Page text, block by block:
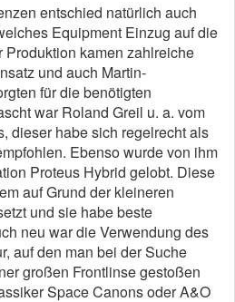
entschied natürlich auch
Equipment Einzug auf die
kamen zahlreiche
und auch Martin-
für die benötigten
war Roland Greil u. a. vom
dieser habe sich regelrecht als
Ebenso wurde von ihm
Proteus Hybrid gelobt. Diese
auf Grund der kleineren
und sie habe beste
neu war die Verwendung des
auf den man bei der Suche
großen Frontlinse gestoßen
Space Canons oder A&O